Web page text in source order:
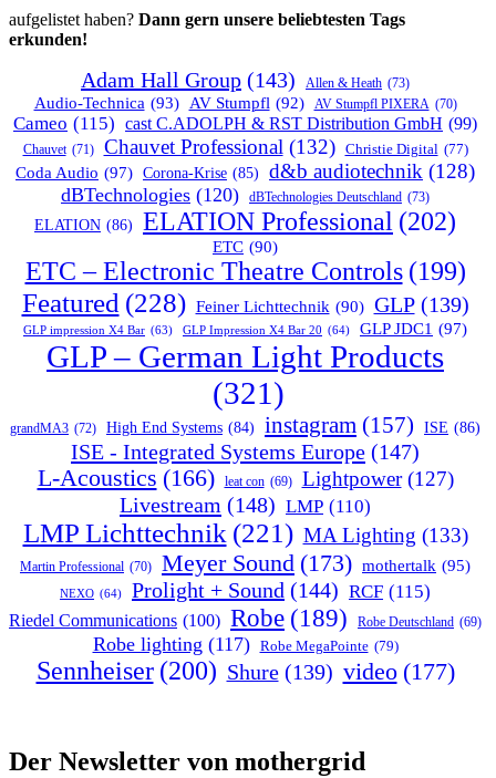
aufgelistet haben? Dann gern unsere beliebtesten Tags
erkunden!
Adam Hall Group (143) Allen & Heath (73)
Audio-Technica (93) AV Stumpfl (92) AV Stumpfl PIXERA (70)
Cameo (115) cast C.ADOLPH & RST Distribution GmbH (99)
Chauvet (71) Chauvet Professional (132) Christie Digital (77)
Coda Audio (97) Corona-Krise (85) d&b audiotechnik (128)
dBTechnologies (120) dBTechnologies Deutschland (73)
ELATION (86) ELATION Professional (202)
ETC (90)
ETC – Electronic Theatre Controls (199)
Featured (228) Feiner Lichttechnik (90) GLP (139)
GLP impression X4 Bar (63) GLP Impression X4 Bar 20 (64) GLP JDC1 (97)
GLP – German Light Products
(321)
grandMA3 (72) High End Systems (84) instagram (157) ISE (86)
ISE - Integrated Systems Europe (147)
L-Acoustics (166) leat con (69) Lightpower (127)
Livestream (148) LMP (110)
LMP Lichttechnik (221) MA Lighting (133)
Martin Professional (70) Meyer Sound (173) mothertalk (95)
NEXO (64) Prolight + Sound (144) RCF (115)
Riedel Communications (100) Robe (189) Robe Deutschland (69)
Robe lighting (117) Robe MegaPointe (79)
Sennheiser (200) Shure (139) video (177)
Der Newsletter von mothergrid